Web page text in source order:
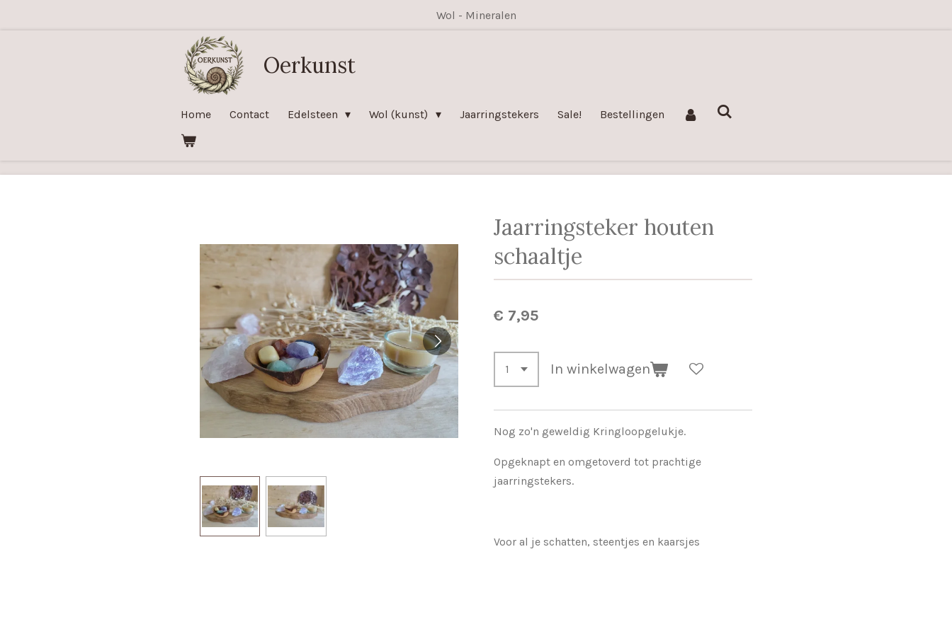
Wol - Mineralen
Oerkunst
Home Contact Edelsteen Wol (kunst) Jaarringstekers Sale! Bestellingen
Jaarringsteker houten
schaaltje
€ 7,95
In winkelwagen
Nog zo'n geweldig Kringloopgelukje.
Opgeknapt en omgetoverd tot prachtige
jaarringstekers.
Voor al je schatten, steentjes en kaarsjes